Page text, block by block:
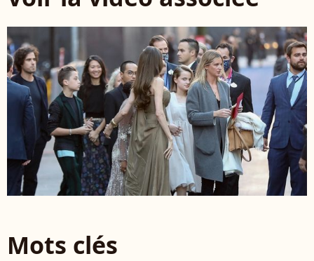
Mots clés